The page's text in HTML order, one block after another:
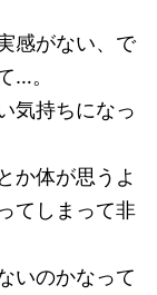
感がない、で
…。
気持ちになっ
か体が思うよ
てしまって非
いのかなって